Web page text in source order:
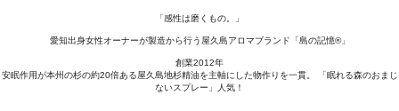
「感性は磨くもの。」
愛知出身女性オーナーが製造から行う屋久島アロマブランド「島の記憶®︎」
創業2012年
安眠作用が本州の杉の約20倍ある屋久島地杉精油を主軸にした物作りを一貫。 「眠れる森のおまじ
ないスプレー」人気！